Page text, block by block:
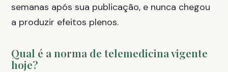
semanas após sua publicação, e nunca chegou
a produzir efeitos plenos.
Qual é a norma de telemedicina vigente
hoje?